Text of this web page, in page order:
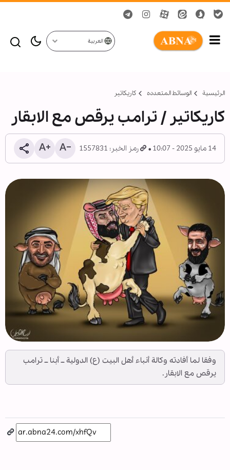
العربية
الرئيسية الوسائط المتعدده کاریکاتیر
كاريكاتير / ترامب يرقص مع الابقار
14 مايو 2025 - 10:07 رمز الخبر: 1557831
وفقا لما أفادته وكالة أنباء أهل البيت (ع) الدولية ــ أبنا ــ ترامب
يرقص مع الابقار.